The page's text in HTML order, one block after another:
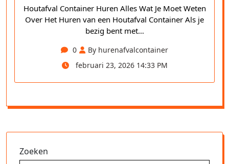
Houtafval Container Huren Alles Wat Je Moet Weten
Over Het Huren van een Houtafval Container Als je
bezig bent met…
0
By hurenafvalcontainer
februari 23, 2026 14:33 PM
Zoeken